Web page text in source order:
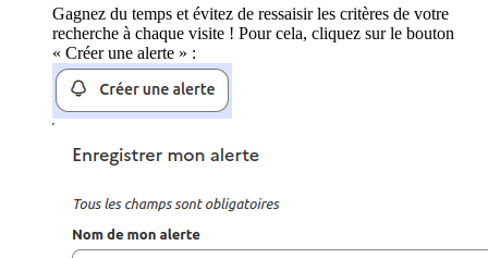
Gagnez du temps et évitez de ressaisir les critères de votre
recherche à chaque visite ! Pour cela, cliquez sur le bouton
« Créer une alerte » :